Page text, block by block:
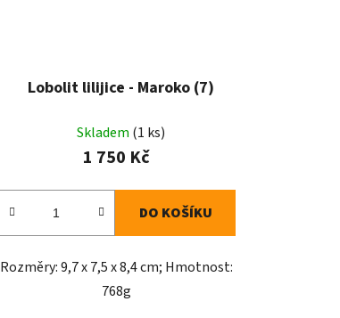
Lobolit lilijice - Maroko (7)
Skladem (1 ks)
1 750 Kč
DO KOŠÍKU
Rozměry: 9,7 x 7,5 x 8,4 cm; Hmotnost:
768g